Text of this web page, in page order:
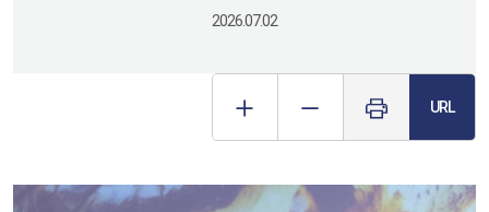
2026.07.02
URL